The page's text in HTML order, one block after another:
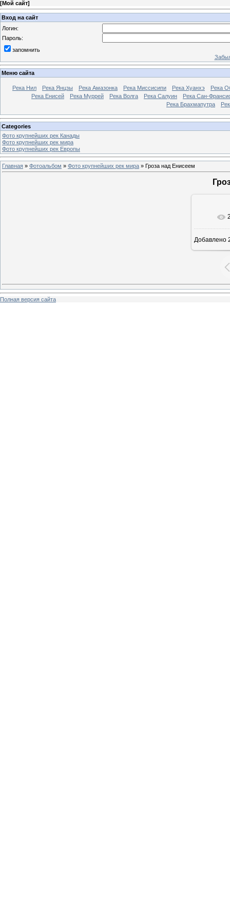
[Мой сайт]
Вход на сайт
Логин:
Пароль:
запомнить
Меню сайта
Река Нил Река Янцзы Река Амазонка Река Миссисипи Река Хуанхэ
Река
Река Енисей
Река Муррей Река Волга Река Салуин
Река Сан-
Река Брахмапутра
Categories
Фото крупнейших рек Канады
Фото крупнейших рек мира
Фото крупнейших рек Европы
Главная » Фотоальбом » Фото крупнейших рек мира » Гроза над Енисеем
В
Добавлено
Полная версия сайта